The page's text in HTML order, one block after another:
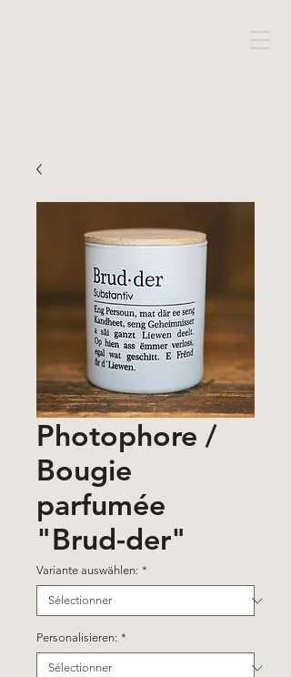
Photophore /
Bougie
parfumée
"Brud-der"
Variante auswählen: *
Personalisieren: *